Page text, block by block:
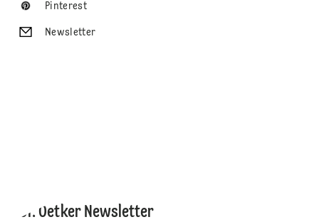
Pinterest
Newsletter
Dr. Oetker Newsletter